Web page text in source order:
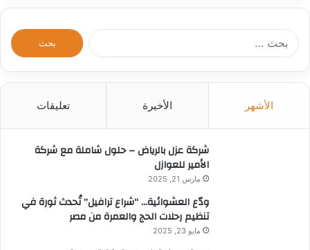
الأشهر الأخيرة تعليقات
شركة عزل بالرياض – حلول شاملة مع شركة
الأمير للعوازل
مارس 21, 2025
ودّع العشوائية… “شراع ترافيل” تُحدث ثورة في
تنظيم رحلات الحج والعمرة من مصر
مايو 23, 2025